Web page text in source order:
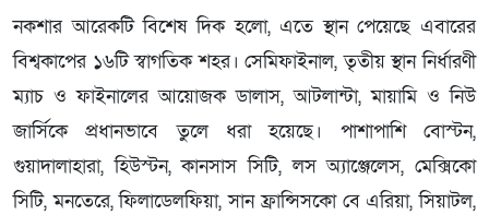
নকশার আরেকটি বিশেষ দিক হলো, এতে স্থান পেয়েছে এবারের
বিশ্বকাপের ১৬টি স্বাগতিক শহর। সেমিফাইনাল, তৃতীয় স্থান নির্ধারণী
ম্যাচ ও ফাইনালের আয়োজক ডালাস, আটলান্টা, মায়ামি ও নিউ
জার্সিকে প্রধানভাবে তুলে ধরা হয়েছে। পাশাপাশি বোস্টন,
গুয়াদালাহারা, হিউস্টন, কানসাস সিটি, লস অ্যাঞ্জেলেস, মেক্সিকো
সিটি, মনতেরে, ফিলাডেলফিয়া, সান ফ্রান্সিসকো বে এরিয়া, সিয়াটল,